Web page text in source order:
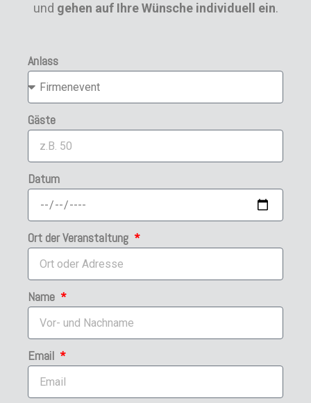
und gehen auf Ihre Wünsche individuell ein.
Anlass
Gäste
Datum
Ort der Veranstaltung
Name
Email